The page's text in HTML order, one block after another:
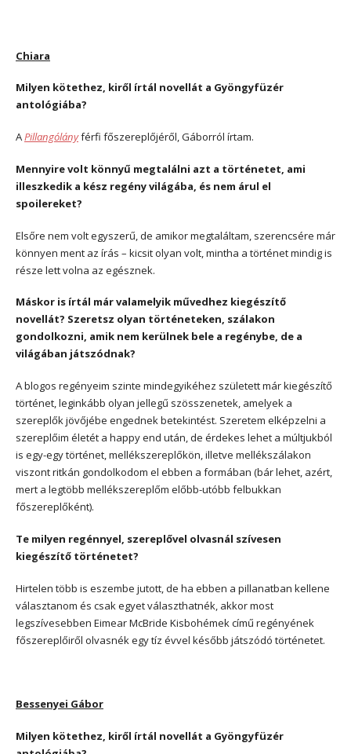
Chiara
Milyen kötethez, kiről írtál novellát a Gyöngyfüzér
antológiába?
APillangólányférfi főszereplőjéről, Gáborról írtam.
Mennyire volt könnyű megtalálni azt a történetet, ami
illeszkedik a kész regény világába, és nem árul el
spoilereket?
Elsőre nem volt egyszerű, de amikor megtaláltam, szerencsére már
könnyen ment az írás – kicsit olyan volt, mintha a történet mindig is
része lett volna az egésznek.
Máskor is írtál már valamelyik művedhez kiegészítő
novellát? Szeretsz olyan történeteken, szálakon
gondolkozni, amik nem kerülnek bele a regénybe, de a
világában játszódnak?
A blogos regényeim szinte mindegyikéhez született már kiegészítő
történet, leginkább olyan jellegű szösszenetek, amelyek a
szereplők jövőjébe engednek betekintést. Szeretem elképzelni a
szereplőim életét a happy end után, de érdekes lehet a múltjukból
is egy-egy történet, mellékszereplőkön, illetve mellékszálakon
viszont ritkán gondolkodom el ebben a formában (bár lehet, azért,
mert a legtöbb mellékszereplőm előbb-utóbb felbukkan
főszereplőként).
Te milyen regénnyel, szereplővel olvasnál szívesen
kiegészítő történetet?
Hirtelen több is eszembe jutott, de ha ebben a pillanatban kellene
választanom és csak egyet választhatnék, akkor most
legszívesebben Eimear McBride Kisbohémek című regényének
főszereplőiről olvasnék egy tíz évvel később játszódó történetet.
Bessenyei Gábor
Milyen kötethez, kiről írtál novellát a Gyöngyfüzér